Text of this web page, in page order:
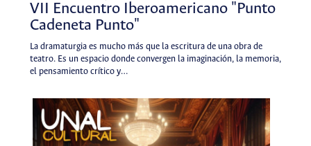
VII Encuentro Iberoamericano "Punto
Cadeneta Punto"
La dramaturgia es mucho más que la escritura de una obra de
teatro. Es un espacio donde convergen la imaginación, la memoria,
el pensamiento crítico y…